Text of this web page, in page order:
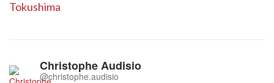
Tokushima
Christophe Audisio
@christophe.audisio